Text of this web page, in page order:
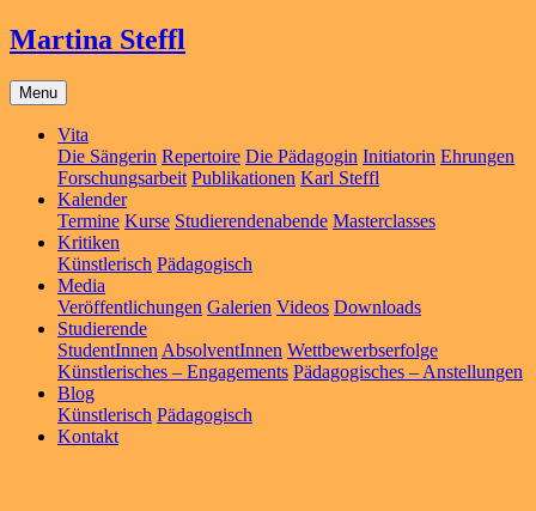
Martina Steffl
Menu
Vita
Die Sängerin Repertoire Die Pädagogin Initiatorin Ehrungen
Forschungsarbeit Publikationen Karl Steffl
Kalender
Termine Kurse Studierendenabende Masterclasses
Kritiken
Künstlerisch Pädagogisch
Media
Veröffentlichungen Galerien Videos Downloads
Studierende
StudentInnen AbsolventInnen Wettbewerbserfolge
Künstlerisches – Engagements Pädagogisches – Anstellungen
Blog
Künstlerisch Pädagogisch
Kontakt